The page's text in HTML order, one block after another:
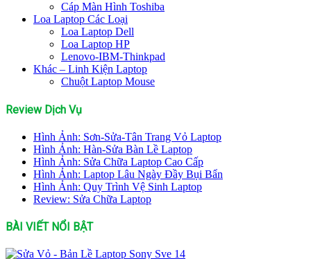
Cáp Màn Hình Toshiba
Loa Laptop Các Loại
Loa Laptop Dell
Loa Laptop HP
Lenovo-IBM-Thinkpad
Khác – Linh Kiện Laptop
Chuột Laptop Mouse
Review Dịch Vụ
Hình Ảnh: Sơn-Sửa-Tân Trang Vỏ Laptop
Hình Ảnh: Hàn-Sửa Bàn Lề Laptop
Hình Ảnh: Sửa Chữa Laptop Cao Cấp
Hình Ảnh: Laptop Lâu Ngày Đầy Bụi Bẩn
Hình Ảnh: Quy Trình Vệ Sinh Laptop
Review: Sửa Chữa Laptop
BÀI VIẾT NỔI BẬT